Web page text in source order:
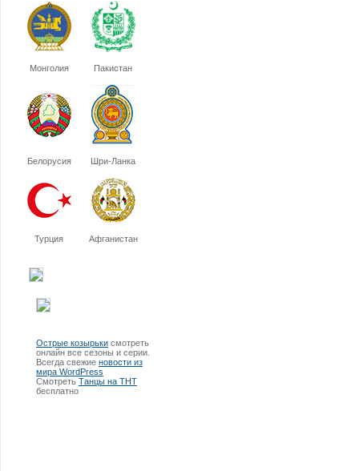
Монголия Пакистан
Белорусия Шри-Ланка
Турция Афганистан
Острые козырьки смотреть
онлайн все сезоны и серии.
Всегда свежие новости из
мира WordPress
Смотреть Танцы на ТНТ
бесплатно